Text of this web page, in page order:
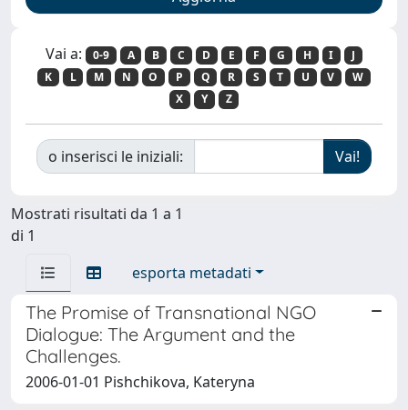
Vai a: 0-9 A B C D E F G H I
J
K
L M N O P Q R S T U V
W
X
Y Z
o inserisci le iniziali:
Mostrati risultati da 1 a 1
di 1
esporta metadati
The Promise of Transnational NGO
Dialogue: The Argument and the
Challenges.
2006-01-01 Pishchikova, Kateryna